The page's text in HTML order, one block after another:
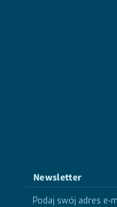
Newsletter
Podaj swój adres e-